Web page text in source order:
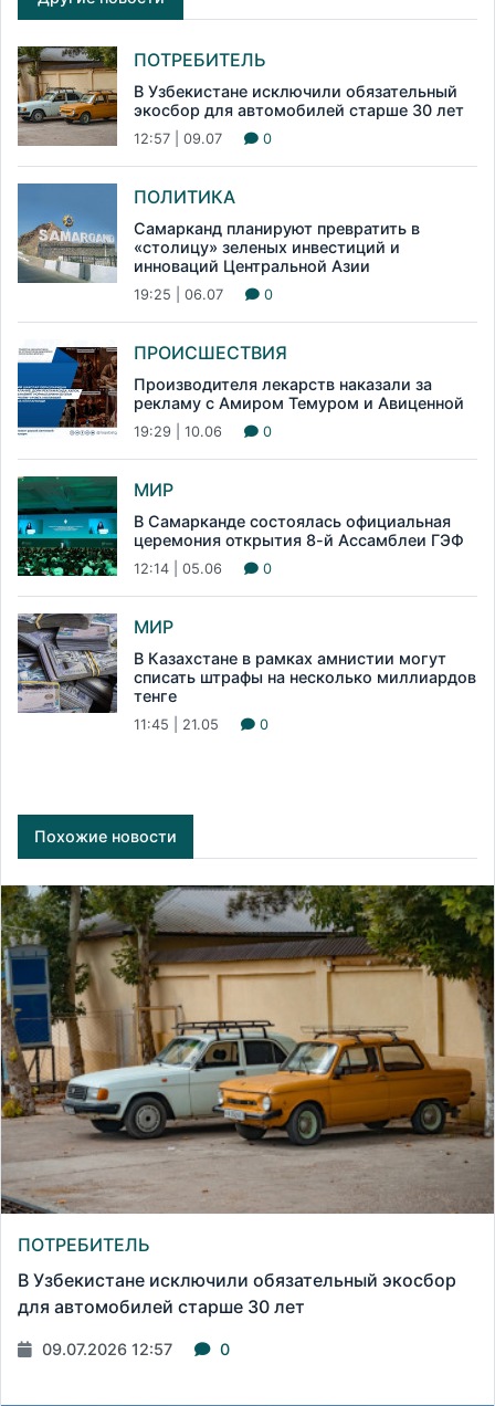
ПОТРЕБИТЕЛЬ
В Узбекистане исключили обязательный
экосбор для автомобилей старше 30 лет
12:57 | 09.07 0
ПОЛИТИКА
Самарканд планируют превратить в
«столицу» зеленых инвестиций и
инноваций Центральной Азии
19:25 | 06.07 0
ПРОИСШЕСТВИЯ
Производителя лекарств наказали за
рекламу с Амиром Темуром и Авиценной
19:29 | 10.06 0
МИР
В Самарканде состоялась официальная
церемония открытия 8-й Ассамблеи ГЭФ
12:14 | 05.06 0
МИР
В Казахстане в рамках амнистии могут
списать штрафы на несколько миллиардов
тенге
11:45 | 21.05 0
Похожие новости
ПОТРЕБИТЕЛЬ
В Узбекистане исключили обязательный экосбор
для автомобилей старше 30 лет
09.07.2026 12:57 0